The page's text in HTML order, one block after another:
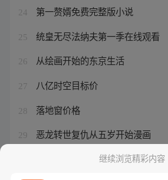
24 第一赘婿免费完整版小说
25 统皇无尽法纳夫第一季在线观看
26 从绘画开始的东京生活
27 八亿时空目标价
28 落地窗价格
29 恶龙转世复仇从五岁开始漫画
继续浏览精彩内容